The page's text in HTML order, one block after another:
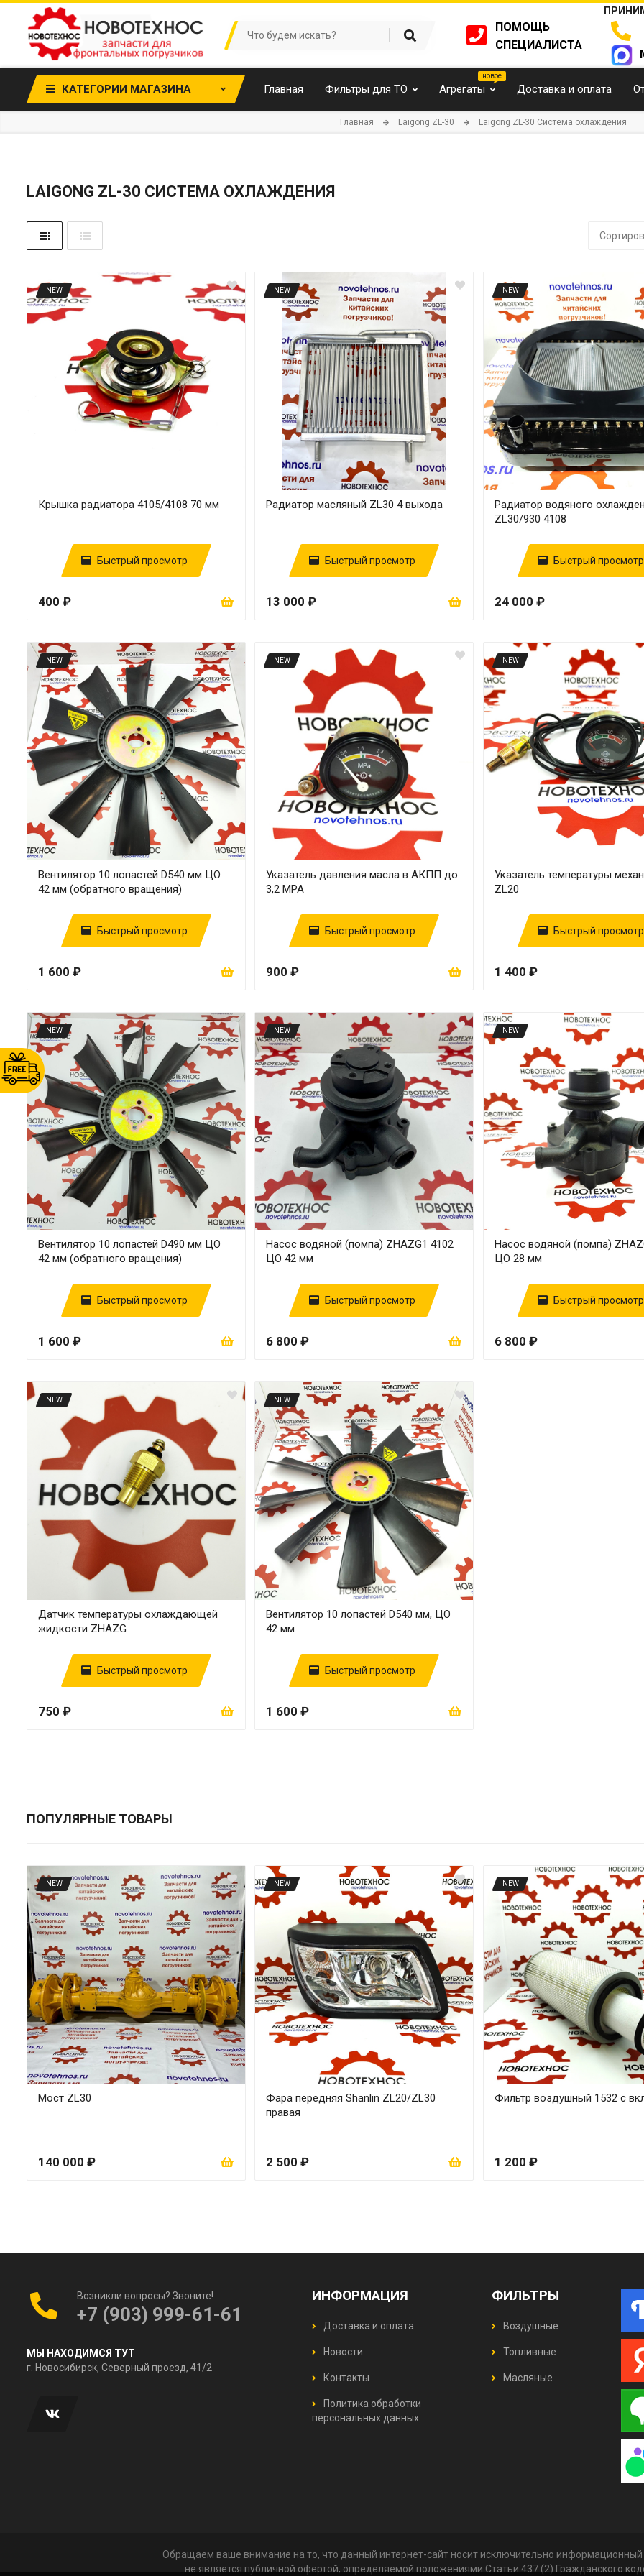
ПОМОЩЬ
СПЕЦИАЛИСТА
КАТЕГОРИИ МАГАЗИНА Главная Фильтры для ТО Агрегаты Доставка и оплата
Главная Laigong ZL-30 Laigong ZL-30 Система охлаждения
LAIGONG ZL-30 СИСТЕМА ОХЛАЖДЕНИЯ
NEW
Крышка радиатора 4105/4108 70 мм
Быстрый просмотр
400 ₽
NEW
Радиатор масляный ZL30 4 выхода
Быстрый просмотр
13 000 ₽
NEW
Радиатор водяного
ZL30/930 4108
Быстрый просмотр
24 000 ₽
NEW
Вентилятор 10 лопастей D540 мм ЦО
42 мм (обратного вращения)
Быстрый просмотр
1 600 ₽
NEW
Указатель давления масла в АКПП до
3,2 MPA
Быстрый просмотр
900 ₽
NEW
Указатель температуры
ZL20
Быстрый просмотр
1 400 ₽
NEW
Вентилятор 10 лопастей D490 мм ЦО
42 мм (обратного вращения)
Быстрый просмотр
1 600 ₽
NEW
Насос водяной (помпа) ZHAZG1 4102
ЦО 42 мм
Быстрый просмотр
6 800 ₽
NEW
Насос водяной (помпа)
ЦО 28 мм
Быстрый просмотр
6 800 ₽
NEW
Датчик температуры охлаждающей
жидкости ZHAZG
Быстрый просмотр
750 ₽
NEW
Вентилятор 10 лопастей D540 мм, ЦО
42 мм
Быстрый просмотр
1 600 ₽
ПОПУЛЯРНЫЕ ТОВАРЫ
NEW
Мост ZL30
140 000 ₽
NEW
Фара передняя Shanlin ZL20/ZL30
правая
2 500 ₽
NEW
Фильтр воздушный 1532 с
1 200 ₽
Возникли вопросы? Звоните!
+7 (903) 999-61-61
МЫ НАХОДИМСЯ ТУТ
г. Новосибирск, Северный проезд, 41/2
ИНФОРМАЦИЯ
Доставка и оплата
Новости
Контакты
Политика обработки
персональных данных
ФИЛЬТРЫ
Воздушные
Топливные
Масляные
Обращаем ваше внимание на то, что данный интернет-сайт носит исключительно информационный
не является публичной офертой, определяемой положениями Статьи 437 (2) Гражданского